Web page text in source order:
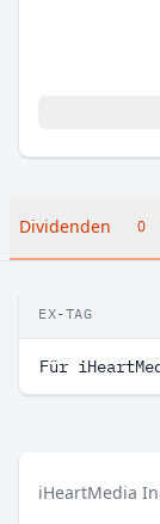
Dividenden 0
EX-TAG
Für
iHeartMedia